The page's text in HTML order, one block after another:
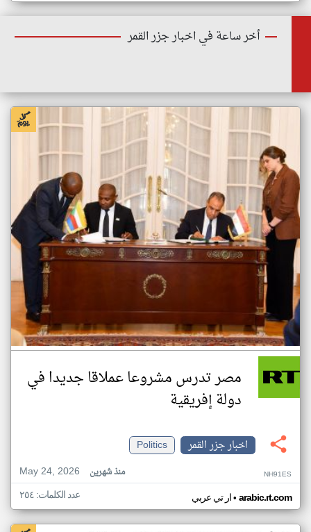
أخر ساعة في اخبار جزر القمر
مصر تدرس مشروعا عملاقا جديدا في
دولة إفريقية
اخبار جزر القمر
Politics
May 24, 2026
منذ شهرين NH91ES
ار تي عربي• arabic.rt.com عدد الكلمات: ٢٥٤